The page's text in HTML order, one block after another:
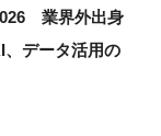
業界外出身
データ活用の